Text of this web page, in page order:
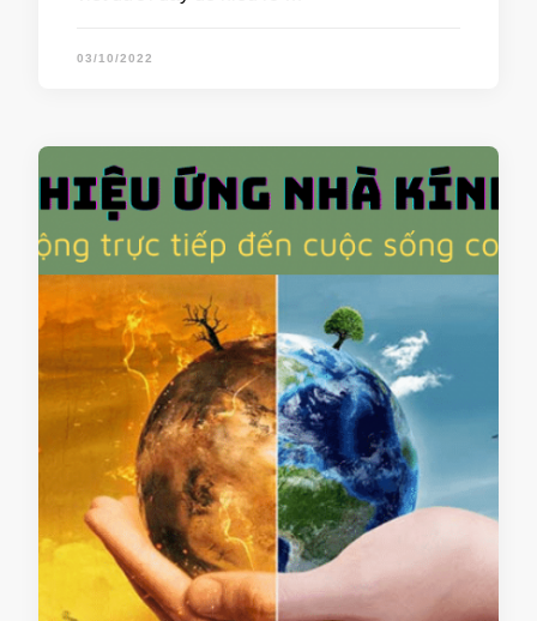
03/10/2022